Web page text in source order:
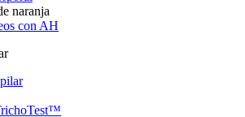
naranja
con AH